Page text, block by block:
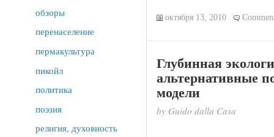
октября 13, 2010
Глубинная
альтернативные
модели
by Guido dalla Casa
обзоры
перенаселение
пермакультура
пикойл
политика
поэзия
религия, духовность